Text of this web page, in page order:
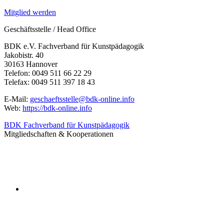
Mitglied werden
Geschäftsstelle / Head Office
BDK e.V. Fachverband für Kunstpädagogik
Jakobistr. 40
30163 Hannover
Telefon: 0049 511 66 22 29
Telefax: 0049 511 397 18 43
E-Mail: geschaeftsstelle@bdk-online.info
Web: https://bdk-online.info
BDK Fachverband für Kunstpädagogik
Mitgliedschaften & Kooperationen